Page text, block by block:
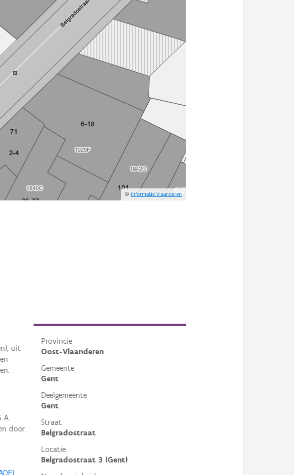
©Informatie Vlaanderen
Provincie
Oost-Vlaanderen
Gemeente
Gent
Deelgemeente
Gent
Straat
Belgradostraat
Locatie
Belgradostraat 3 (Gent)
uit
A.
door